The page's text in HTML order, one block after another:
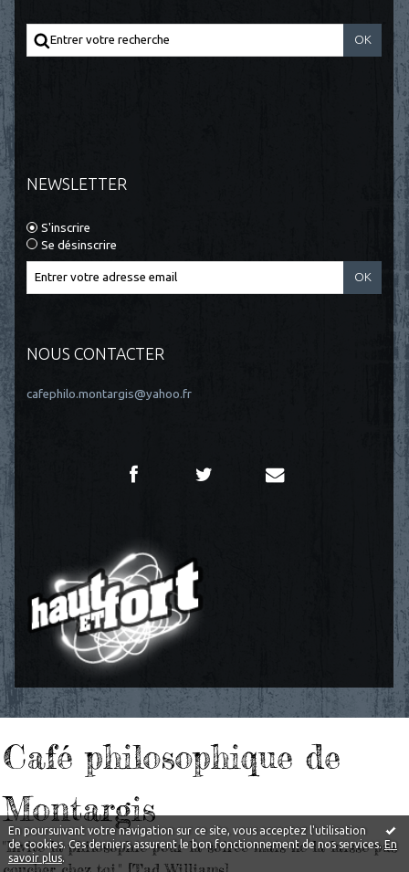
En poursuivant votre navigation sur ce site, vous acceptez l'utilisation
de cookies. Ces derniers assurent le bon fonctionnement de nos services.En
savoir plus.
NEWSLETTER
S'inscrire
Se désinscrire
NOUS CONTACTER
cafephilo.montargis@yahoo.fr
Café philosophique de
Montargis
"Invite la philosophie pour la soirée mais ne la laisse pas